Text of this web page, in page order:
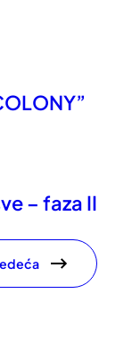
– faza II